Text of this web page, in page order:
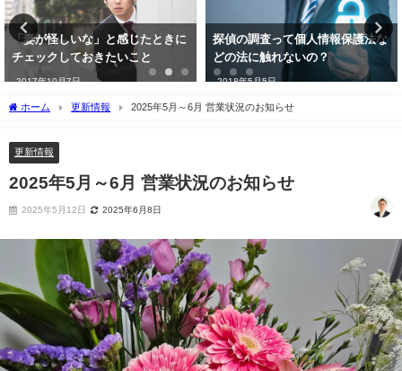
探偵の調査って個人情報保護法な
どの法に触れないの？
2018年5月5日
札幌を中心に、信頼できる弁護士
を無料で紹介します
2016年7月1日
ホーム 更新情報 2025年5月～6月 営業状況のお知らせ
更新情報
2025年5月～6月 営業状況のお知らせ
2025年5月12日 2025年6月8日